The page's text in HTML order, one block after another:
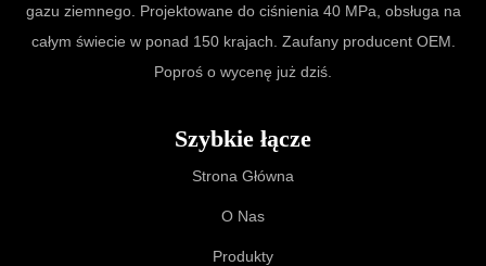
gazu ziemnego. Projektowane do ciśnienia 40 MPa, obsługa na
całym świecie w ponad 150 krajach. Zaufany producent OEM.
Poproś o wycenę już dziś.
Szybkie łącze
Strona Główna
O Nas
Produkty